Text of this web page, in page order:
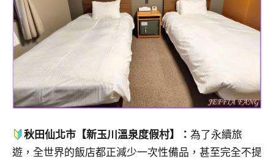
秋田仙北市【新玉川溫泉度假村】：為了永續旅
遊，全世界的飯店都正減少一次性備品，甚至完全不提